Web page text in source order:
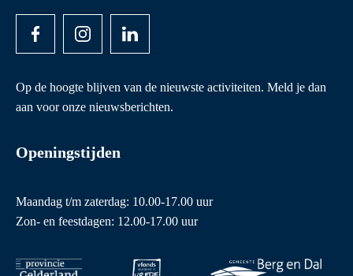
Op de hoogte blijven van de nieuwste activiteiten. Meld je dan
aan voor onze nieuwsberichten.
Openingstijden
Maandag t/m zaterdag: 10.00-17.00 uur
Zon- en feestdagen: 12.00-17.00 uur